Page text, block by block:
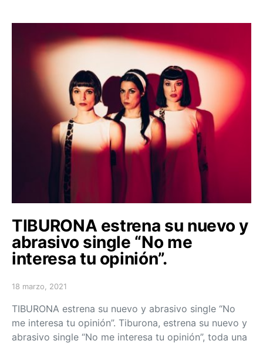
TIBURONA estrena su nuevo y
abrasivo single “No me
interesa tu opinión”.
Posted on
18 marzo, 2021
TIBURONA estrena su nuevo y abrasivo single “No
me interesa tu opinión”. Tiburona, estrena su nuevo y
abrasivo single “No me interesa tu opinión”, toda una